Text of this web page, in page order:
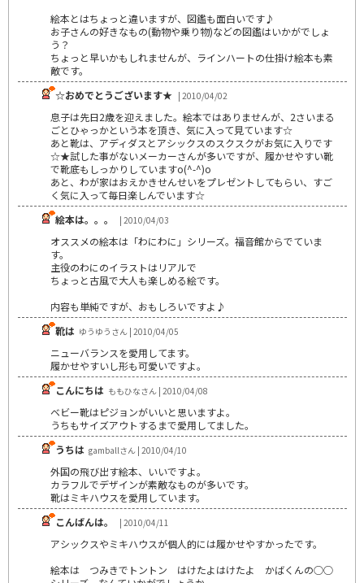
絵本とはちょっと違いますが、図鑑も面白いです♪
お子さんの好きなもの(動物や乗り物)などの図鑑はいかがでしょ
う？
ちょっと早いかもしれませんが、ラインハートの仕掛け絵本も素
敵です。
☆おめでとうございます★ | 2010/04/02
息子は先日2歳を迎えました。絵本ではありませんが、2さいまる
ごとひゃっかという本を頂き、気に入って見ています☆
あと靴は、アディダスとアシックスのスクスクがお気に入りです
☆★試した事がないメーカーさんが多いですが、履かせやすい靴
で靴底もしっかりしていますo(^-^)o
あと、わが家はおえかきせんせいをプレゼントしてもらい、すご
く気に入って毎日楽しんでいます☆
絵本は。。。
| 2010/04/03
オススメの絵本は「わにわに」シリーズ。福音館からでていま
す。
主役のわにのイラストはリアルで
ちょっと古風で大人も楽しめる絵です。
内容も単純ですが、おもしろいですよ♪
靴は ゆうゆうさん | 2010/04/05
ニューバランスを愛用してます。
履かせやすいし形も可愛いですよ。
こんにちは ももひなさん | 2010/04/08
ベビー靴はピジョンがいいと思いますよ。
うちもサイズアウトするまで愛用してました。
うちは gamballさん | 2010/04/10
外国の飛び出す絵本、いいですよ。
カラフルでデザインが素敵なものが多いです。
靴はミキハウスを愛用しています。
こんばんは。
| 2010/04/11
アシックスやミキハウスが個人的には履かせやすかったです。
絵本は つみきでトントン はけたよはけたよ かばくんの○○